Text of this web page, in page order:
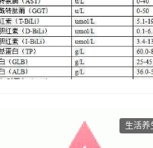
生活养